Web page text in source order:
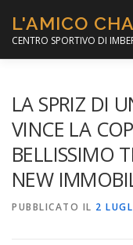
contenuto
L'AMICO
CENTRO SPORTIVO DI
PER IL SOCIALE
SCUOLA TENNIS
LA SPRIZ DI
VINCE LA
BELLISSIMO
NEW
PUBBLICATO IL 2